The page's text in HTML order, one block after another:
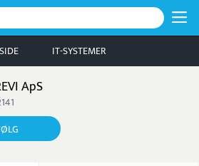
IT-SYSTEMER
ApS